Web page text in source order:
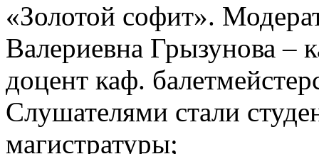
«Золотой софит».
Валериевна Грызунова –
доцент каф.
Слушателями стали
магистратуры;